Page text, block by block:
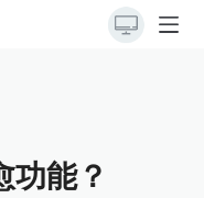
功能？